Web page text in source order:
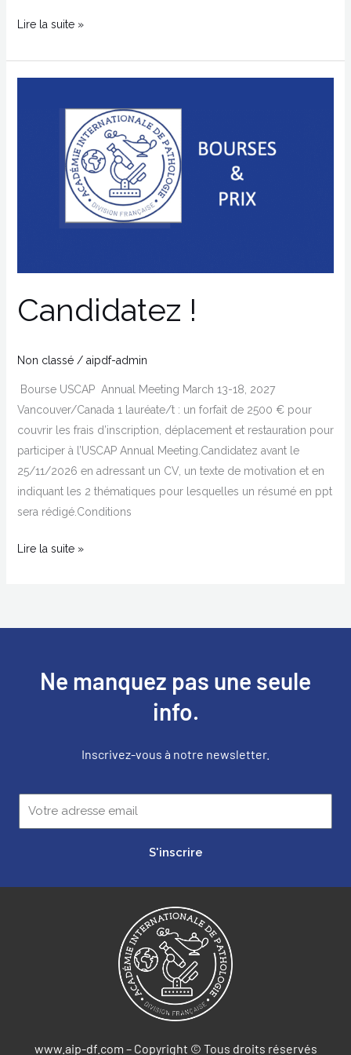
Lire la suite »
Candidatez !
Non classé/ aipdf-admin
Bourse USCAP Annual Meeting March 13-18, 2027
Vancouver/Canada 1 lauréate/t : un forfait de 2500 € pour
couvrir les frais d’inscription, déplacement et restauration pour
participer à l’USCAP Annual Meeting.Candidatez avant le
25/11/2026 en adressant un CV, un texte de motivation et en
indiquant les 2 thématiques pour lesquelles un résumé en ppt
sera rédigé.Conditions
Lire la suite »
Ne manquez pas une seule
info.
Inscrivez-vous à notre newsletter.
S'inscrire
www.aip-df.com – Copyright © Tous droits réservés